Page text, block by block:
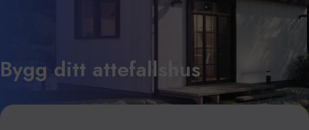
Bygg ditt attefallshus